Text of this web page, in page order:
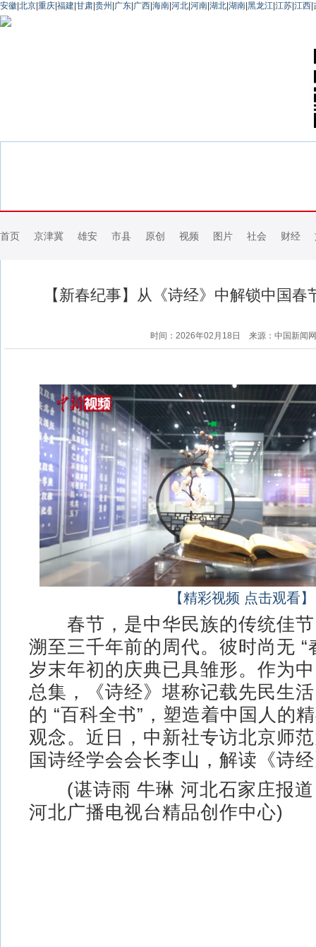
安徽 北京 重庆 福建 甘肃 贵州 广东 广西 海南 河北 河南 湖北 湖南 黑龙江 江苏 江西
首页 京津冀 雄安 市县 原创 视频 图片 社会 财经
【新春纪事】从《诗经》中解锁中国春
时间：2026年02月18日 来源：中国新闻网
【精彩视频 点击观看】
春节，是中华民族的传统佳节
溯至三千年前的周代。彼时尚无 “
岁末年初的庆典已具雏形。作为
总集，《诗经》堪称记载先民生
的 “百科全书”，塑造着中国人的
观念。近日，中新社专访北京师
国诗经学会会长李山，解读《诗
(谌诗雨 牛琳 河北石家庄报道
河北广播电视台精品创作中心)